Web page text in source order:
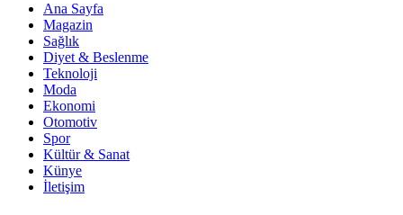
Ana Sayfa
Magazin
Sağlık
Diyet & Beslenme
Teknoloji
Moda
Ekonomi
Otomotiv
Spor
Kültür & Sanat
Künye
İletişim